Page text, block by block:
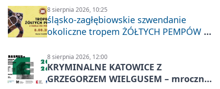
8 sierpnia 2026, 10:25
śląsko-zagłębiowskie szwendanie
okoliczne tropem ŻÓŁTYCH PEMPÓW z
8 sierpnia 2026, 12:00
KRYMINALNE KATOWICE Z
GRZEGORZEM WIELGUSEM – mroczne